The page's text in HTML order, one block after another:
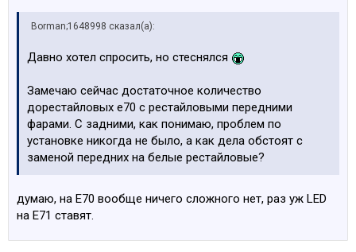
Borman;1648998 сказал(а):
Давно хотел спросить, но стеснялся
Замечаю сейчас достаточное количество
дорестайловых е70 с рестайловыми передними
фарами. С задними, как понимаю, проблем по
установке никогда не было, а как дела обстоят с
заменой передних на белые рестайловые?
думаю, на E70 вообще ничего сложного нет, раз уж LED
на E71 ставят.